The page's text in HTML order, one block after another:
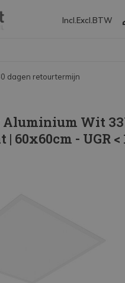
Incl. Excl. BTW
Tot 10 jaar garantie
Aluminium Wit
60x60cm - UGR <